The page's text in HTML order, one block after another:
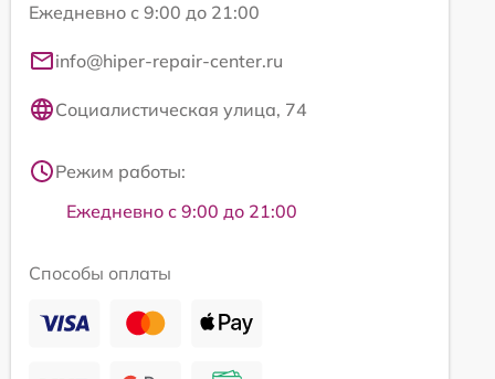
Ежедневно с 9:00 до 21:00
info@hiper-repair-center.ru
Социалистическая улица, 74
Режим работы:
Ежедневно с 9:00 до 21:00
Способы оплаты